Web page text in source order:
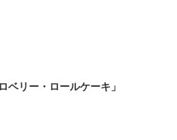
ベリー・ロールケーキ」